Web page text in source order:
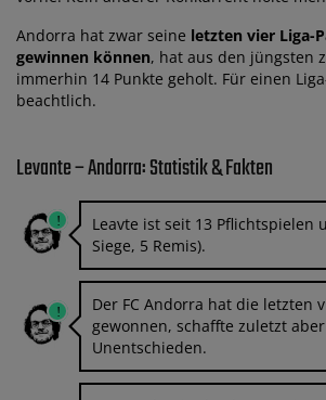
Andorra hat zwar seine letzten vier Liga-
gewinnen können, hat aus den jüngsten
immerhin 14 Punkte geholt. Für einen
beachtlich.
Levante – Andorra: Statistik & Fakten
Leavte ist seit 13 Pflichtspielen
Siege, 5 Remis).
Der FC Andorra hat die letzten
gewonnen, schaffte zuletzt
Unentschieden.